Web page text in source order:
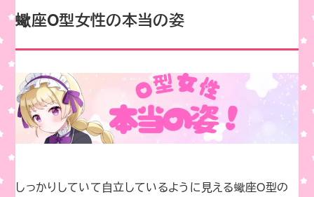
蠍座O型女性の本当の姿
しっかりしていて自立しているように見える蠍座O型の